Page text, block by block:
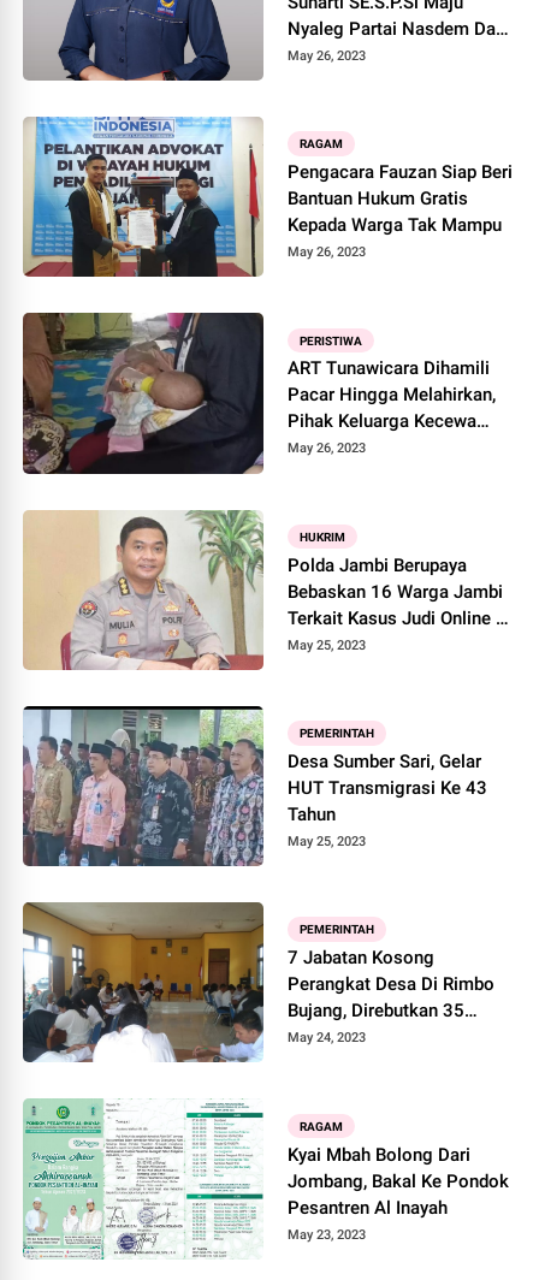
Nyaleg Partai Nasdem Dapil
3 Tebo
May 26, 2023
RAGAM
Pengacara Fauzan Siap Beri
Bantuan Hukum Gratis
Kepada Warga Tak Mampu
May 26, 2023
PERISTIWA
ART Tunawicara Dihamili
Pacar Hingga Melahirkan,
Pihak Keluarga Kecewa
Kepada Majikan
May 26, 2023
HUKRIM
Polda Jambi Berupaya
Bebaskan 16 Warga Jambi
Terkait Kasus Judi Online Di
Malaysia
May 25, 2023
PEMERINTAH
Desa Sumber Sari, Gelar
HUT Transmigrasi Ke 43
Tahun
May 25, 2023
PEMERINTAH
7 Jabatan Kosong
Perangkat Desa Di Rimbo
Bujang, Direbutkan 35
Orang
May 24, 2023
RAGAM
Kyai Mbah Bolong Dari
Jombang, Bakal Ke Pondok
Pesantren Al Inayah
May 23, 2023